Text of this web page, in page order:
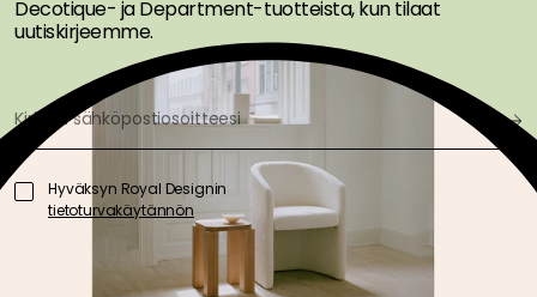
Decotique- ja Department-tuotteista, kun tilaat
uutiskirjeemme.
Hyväksyn Royal Designin
tietoturvakäytännön